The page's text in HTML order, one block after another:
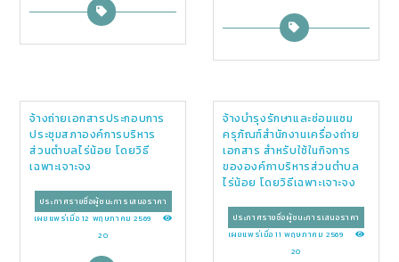
จ้างถ่ายเอกสารประกอบการ
ประชุมสภาองค์การบริหาร
ส่วนตำบลไร่น้อย โดยวิธี
เฉพาะเจาะจง
ประกาศรายชื่อผู้ชนะการเสนอราคา
เผยแพร่เมื่อ 12 พฤษภาคม 2569
20
จ้างบำรุงรักษาและซ่อมแซม
ครุภัณฑ์สำนักงานเครื่องถ่าย
เอกสาร สำหรับใช้ในกิจการ
ขององค์กาบริหารส่วนตำบล
ไร่น้อย โดยวิธีเฉพาะเจาะจง
ประกาศรายชื่อผู้ชนะการเสนอราคา
เผยแพร่เมื่อ 11 พฤษภาคม 2569
20